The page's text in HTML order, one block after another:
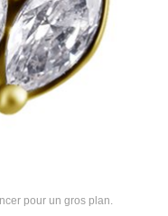
pour un gros plan.